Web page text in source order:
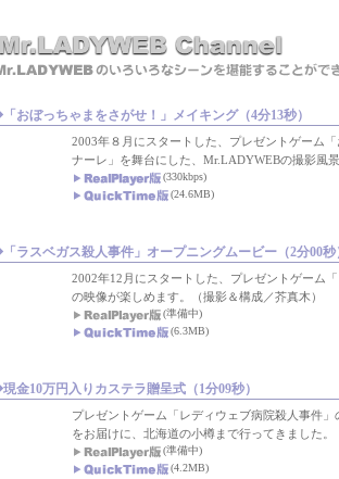
おぼっちゃまをさがせ！」メイキング（4分13秒）
2003年８月にスタートした、プレゼントゲーム
ナーレ」を舞台にした、Mr.LADYWEBの撮影風
(330kbps)
(24.6MB)
ラスベガス殺人事件」オープニングムービー（2分00秒
2002年12月にスタートした、プレゼントゲーム
の映像が楽しめます。（撮影＆構成／芥真木）
(準備中)
(6.3MB)
金10万円入りカステラ贈呈式（1分09秒）
プレゼントゲーム「レディウェブ病院殺人事件
をお届けに、北海道の小樽まで行ってきました
(準備中)
(4.2MB)